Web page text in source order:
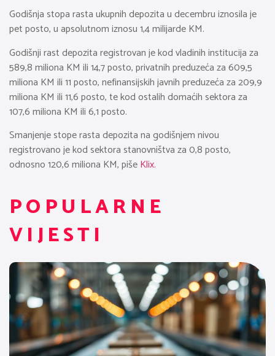
Godišnja stopa rasta ukupnih depozita u decembru iznosila je
pet posto, u apsolutnom iznosu 1,4 milijarde KM.
Godišnji rast depozita registrovan je kod vladinih institucija za
589,8 miliona KM ili 14,7 posto, privatnih preduzeća za 609,5
miliona KM ili 11 posto, nefinansijskih javnih preduzeća za 209,9
miliona KM ili 11,6 posto, te kod ostalih domaćih sektora za
107,6 miliona KM ili 6,1 posto.
Smanjenje stope rasta depozita na godišnjem nivou
registrovano je kod sektora stanovništva za 0,8 posto,
odnosno 120,6 miliona KM, pišeKlix.
POPULARNE
VIJESTI